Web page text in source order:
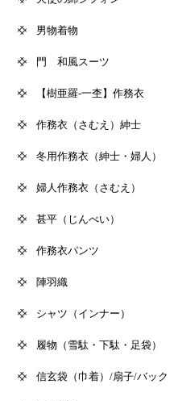
男物着物
門 和風スーツ
【樹亜羅-一杢】作務衣
作務衣（さむえ）紳士
冬用作務衣（紳士・婦人）
婦人作務衣（さむえ）
甚平（じんべい）
作務衣パンツ
陣羽織
シャツ（インナー）
履物（雪駄・下駄・足袋）
信玄袋（巾着）/扇子/バック